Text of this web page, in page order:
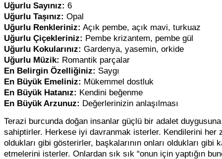
Uğurlu Sayınız: 6
Uğurlu Taşınız: Opal
Uğurlu Renkleriniz: Açık pembe, açık mavi, turkuaz
Uğurlu Çiçekleriniz: Pembe krizantem, pembe gül
Uğurlu Kokularınız: Gardenya, yasemin, orkide
Uğurlu Müzik: Romantik parçalar
En Belirgin Özelliğiniz: Saygı
En Büyük Emeliniz: Mükemmel dostluk
En Büyük Hatanız: Kendini beğenme
En Büyük Arzunuz: Değerlerinizin anlaşılması
Terazi burcunda doğan insanlar güçlü bir adalet duygusuna
sahiptirler. Herkese iyi davranmak isterler. Kendilerini her
oldukları gibi gösterirler, başkalarının onları oldukları gibi
etmelerini isterler. Onlardan sık sık “onun için yaptığın